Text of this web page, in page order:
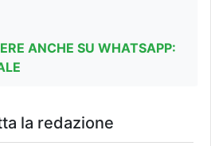
ANCHE SU WHATSAPP:
la redazione